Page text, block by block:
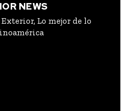
NEWS
Lo mejor de lo